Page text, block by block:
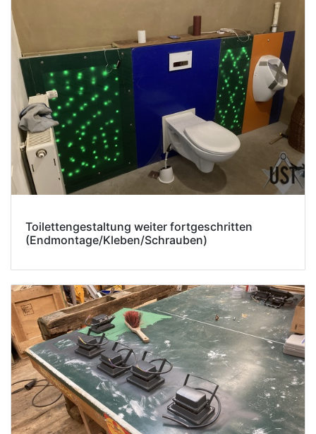
Toilettengestaltung weiter fortgeschritten
(Endmontage/Kleben/Schrauben)